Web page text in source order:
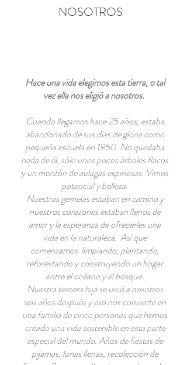
NOSOTROS
Hace una vida elegimos esta tierra, o tal
vez ella nos eligió a nosotros.
Cuando llegamos hace 25 años, estaba
abandonado de sus días de gloria como
pequeña escuela en 1950. No quedaba
nada de él, sólo unos pocos árboles flacos
y un montón de aulagas espinosas. Vimos
potencial y belleza.
Nuestras gemelas estaban en camino y
nuestros corazones estaban llenos de
amor y la esperanza de ofrecerles una
vida en la naturaleza. Así que
comenzamos limpiando, plantando,
reforestando y construyendo un hogar
entre el océano y el bosque.
Nuestra tercera hija se unió a nosotros
seis años después y eso nos convierte en
una familia de cinco personas que hemos
creado una vida sostenible en esta parte
especial del mundo. Años de fiestas de
pijamas, lunas llenas, recolección de